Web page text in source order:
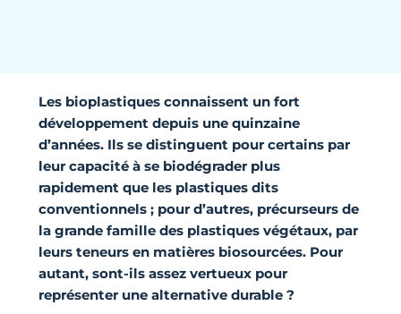
Les bioplastiques connaissent un fort
développement depuis une quinzaine
d’années. Ils se distinguent pour certains par
leur capacité à se biodégrader plus
rapidement que les plastiques dits
conventionnels ; pour d’autres, précurseurs de
la grande famille des plastiques végétaux, par
leurs teneurs en matières biosourcées. Pour
autant, sont-ils assez vertueux pour
représenter une alternative durable ?